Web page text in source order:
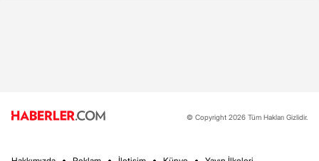
© Copyright 2026 Tüm Hakları Gizlidir.